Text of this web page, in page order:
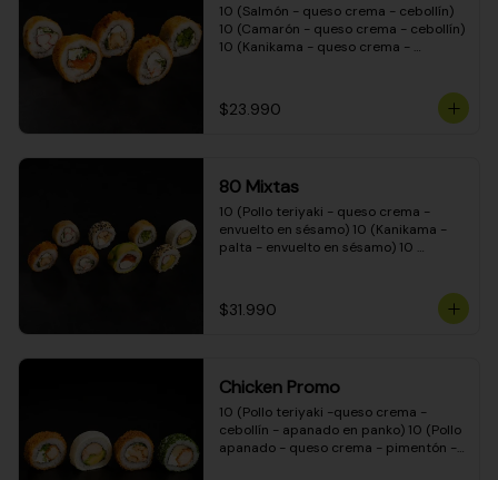
10 (Salmón - queso crema - cebollín)
10 (Camarón - queso crema - cebollín)
10 (Kanikama - queso crema -
crema - cebollín)
$23.990
80 Mixtas
10 (Pollo teriyaki - queso crema -
envuelto en sésamo) 10 (Kanikama -
palta - envuelto en sésamo) 10
envuelto en queso crema) 10
(Camarón - queso crema - cebollín -
teriyaki - queso crema - cebollín -
envuelto en masa tempura) 10
(Pimentón - queso crema - cebollín -
envuelto en masa tempura)
$31.990
Chicken Promo
10 (Pollo teriyaki -queso crema -
cebollín - apanado en panko) 10 (Pollo
apanado - queso crema - pimentón -